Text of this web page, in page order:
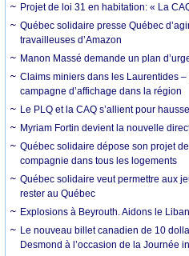
Projet de loi 31 en habitation: « La
Québec solidaire presse Québec
travailleuses d’Amazon
Manon Massé demande un plan
Claims miniers dans les Laurentides
campagne d’affichage dans la région
Le PLQ et la CAQ s’allient pour
Myriam Fortin devient la nouvelle
Québec solidaire dépose son projet
compagnie dans tous les logements
Québec solidaire veut permettre aux
rester au Québec
Explosions à Beyrouth. Aidons le
Le nouveau billet canadien de 10
Desmond à l’occasion de la Journée